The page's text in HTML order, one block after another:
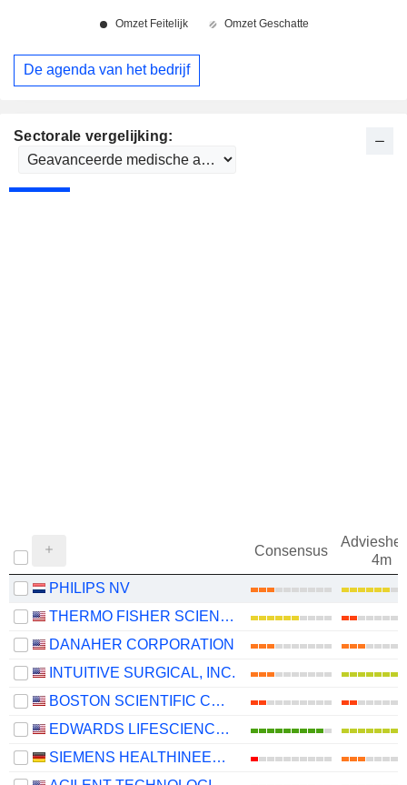
Sectorale vergelijking:
Consensus
4m
PHILIPS NV
THERMO FISHER SCIENTIFIC, INC.
DANAHER CORPORATION
INTUITIVE SURGICAL, INC.
BOSTON SCIENTIFIC CORPORATION
EDWARDS LIFESCIENCES CORPORATION
SIEMENS HEALTHINEERS AG
De agenda van het bedrijf